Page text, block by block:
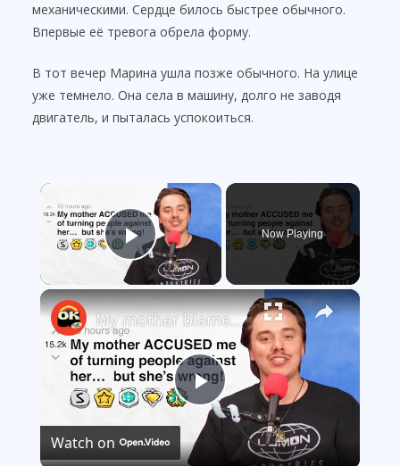
механическими. Сердце билось быстрее обычного.
Впервые её тревога обрела форму.
В тот вечер Марина ушла позже обычного. На улице
уже темнело. Она села в машину, долго не заводя
двигатель, и пыталась успокоиться.
×
Play Video
Now Playing
×
P
My mother blames me for turning everyone against her… but she’s wrong! - r/AITAH | Reddit Stories
Watch on